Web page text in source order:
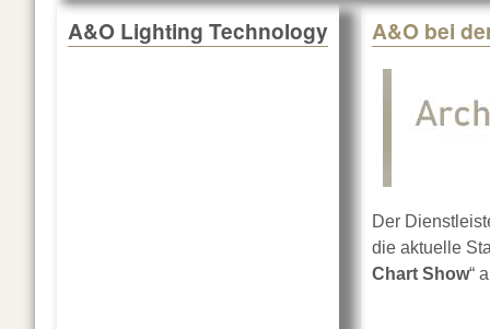
A&O Lighting Technology A&O bei
Der
die aktuelle
Chart Show“